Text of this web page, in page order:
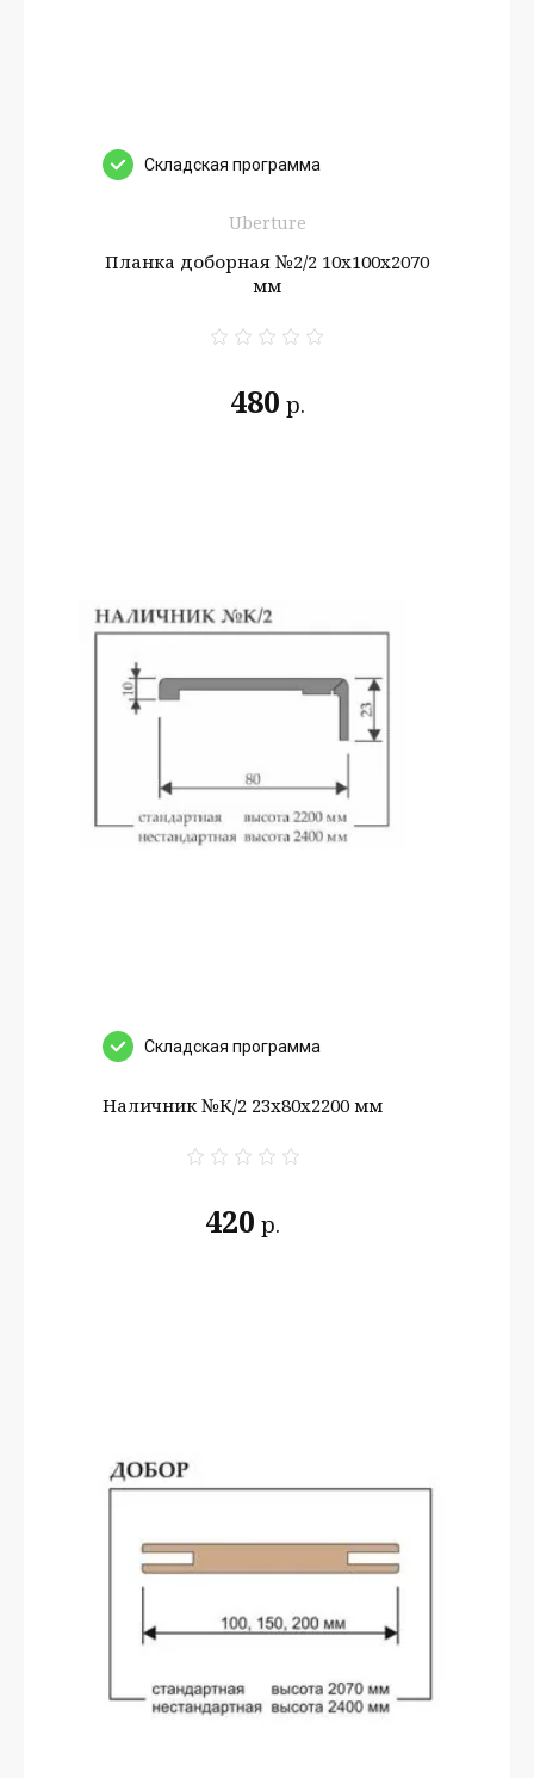
Cкладская программа
Uberture
Планка доборная №2/2 10х100х2070
мм
480 р.
Cкладская программа
Наличник №К/2 23х80х2200 мм
420 р.